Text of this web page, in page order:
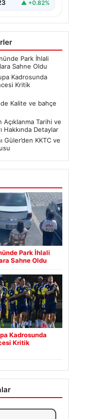
▲ +0.82%
Park İhlali
Sahne Oldu
Kadrosunda
Kritik
Kalite ve bahçe
Tarihi ve
Hakkında Detaylar
Güler’den KKTC ve
Park İhlali
Sahne Oldu
Kadrosunda
Kritik